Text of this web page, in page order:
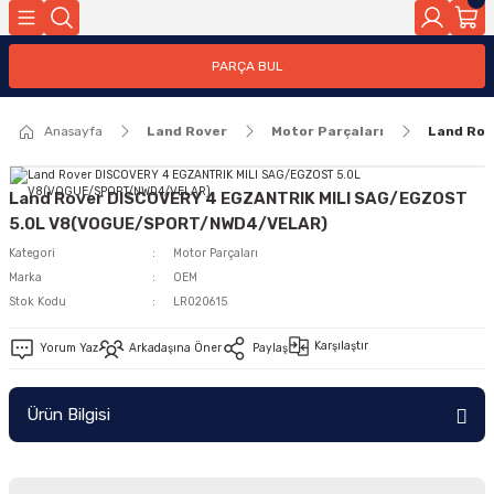
PARÇA BUL
Anasayfa Land Rover Motor Parçaları Land
Land Rover DISCOVERY 4 EGZANTRIK MILI SAG/EGZOST
5.0L V8(VOGUE/SPORT/NWD4/VELAR)
Kategori
Motor Parçaları
Marka
OEM
Stok Kodu
LR020615
Yorum Yaz Arkadaşına Öner Paylaş Karşılaştır
Ürün Bilgisi